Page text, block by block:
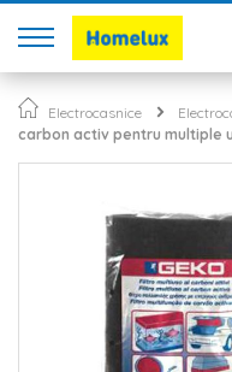
Electrocasnice
carbon activ pentru multiple